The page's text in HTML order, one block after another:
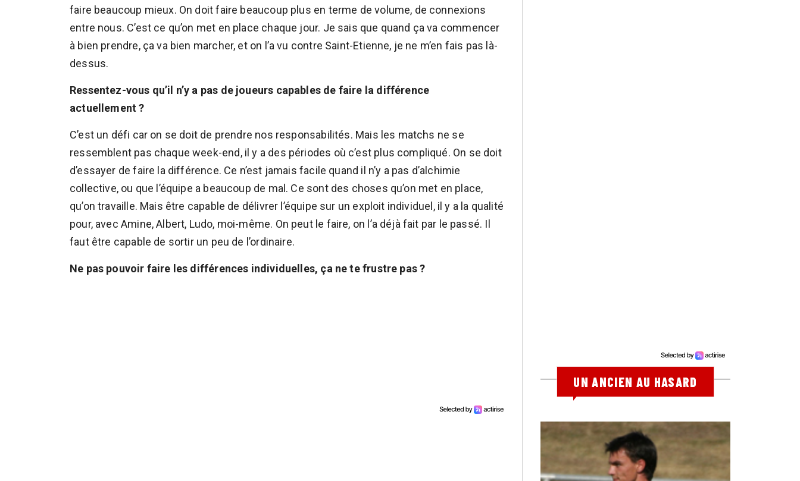
faire beaucoup mieux. On doit faire beaucoup plus en terme de volume, de connexions
entre nous. C’est ce qu’on met en place chaque jour. Je sais que quand ça va commencer
à bien prendre, ça va bien marcher, et on l’a vu contre Saint-Etienne, je ne m’en fais pas là-
dessus.
Ressentez-vous qu’il n’y a pas de joueurs capables de faire la différence
actuellement ?
C’est un défi car on se doit de prendre nos responsabilités. Mais les matchs ne se
ressemblent pas chaque week-end, il y a des périodes où c’est plus compliqué. On se doit
d’essayer de faire la différence. Ce n’est jamais facile quand il n’y a pas d’alchimie
collective, ou que l’équipe a beaucoup de mal. Ce sont des choses qu’on met en place,
qu’on travaille. Mais être capable de délivrer l’équipe sur un exploit individuel, il y a la qualité
pour, avec Amine, Albert, Ludo, moi-même. On peut le faire, on l’a déjà fait par le passé. Il
faut être capable de sortir un peu de l’ordinaire.
Ne pas pouvoir faire les différences individuelles, ça ne te frustre pas ?
UN ANCIEN AU HASARD